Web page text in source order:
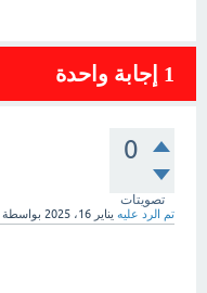
1 إجابة واحدة
0
تصويتات
تم الرد عليه يناير 16، 2025 بواسطة